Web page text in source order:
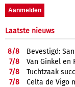
Laatste nieuws
8/8
Bevestigd:
7/8
Van Ginkel en
7/8
Tuchtzaak
7/8
Celta de Vigo